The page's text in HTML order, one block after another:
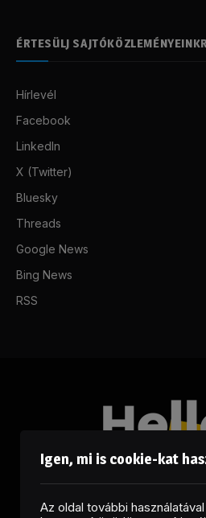
ÉRTESÜLJ
Hírlevél
Facebook
LinkedIn
X (Twitter)
Bluesky
Threads
Google News
Bing News
RSS
Igen, mi is cookie-kat
Az oldal további